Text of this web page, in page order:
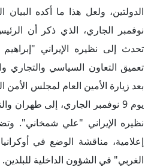
نوفمبر الجاري، الذي ذكر أن
تحدث إلى نظيره الإيراني
تعميق التعاون السياسي والتجاري
بعد زيارة الأمين العام لمجلس
يوم 9 نوفمبر الجاري، إلى طهران
نظيره الإيراني "علي شمخاني".
إعلامية، مناقشة الوضع في
الغربي" في الشؤون الداخلية للبلدين.